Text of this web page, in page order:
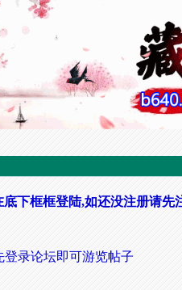
下框框登陆,如还没注册请先
登录论坛即可游览帖子